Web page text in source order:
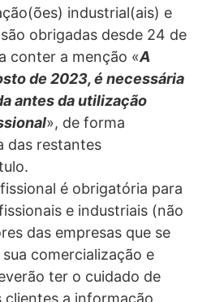
industrial(ais) e
obrigadas desde 24 de
conter a menção «A
de 2023, é necessária
antes da utilização
», de forma
das restantes
é obrigatória para
e industriais (não
das empresas que se
comercialização e
ter o cuidado de
clientes a informação
se destinada à transmissão
do Espaço Económico.
Analytics, um serviço de análise
Google Inc., 1600 Amphitheatre
CA 94043, EUA. O Google
"cookies". Estes são
são armazenados no seu
uma análise do uso do site.
pela cookie sobre o seu uso
para um servidor do
lá. As cookies do
com base no Art. 6
O operador do site tem um
o comportamento do
site e sua publicidade.